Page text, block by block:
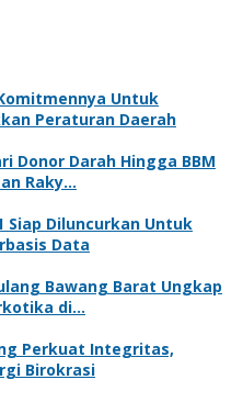
Untuk
Peraturan Daerah
Donor Darah Hingga BBM
Raky…
Siap Diluncurkan Untuk
Data
Bawang Barat Ungkap
di…
Perkuat Integritas,
Birokrasi